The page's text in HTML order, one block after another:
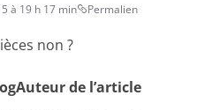
à 19 h 17 min Permalien
non ?
Auteur de l’article